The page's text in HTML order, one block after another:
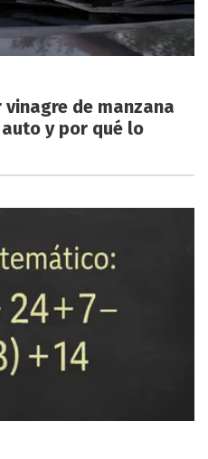
de manzana
y por qué lo